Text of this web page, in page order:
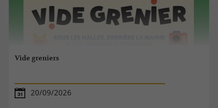
Vide greniers
20/09/2026